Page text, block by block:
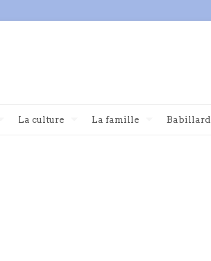
La culture La famille Babillard